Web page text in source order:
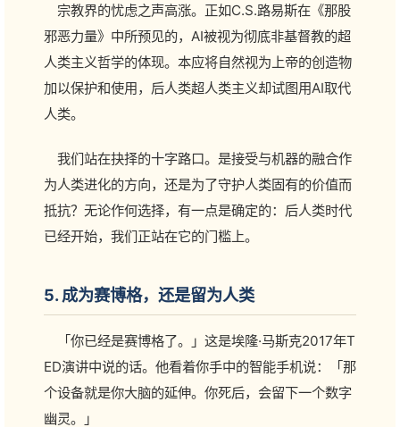
宗教界的忧虑之声高涨。正如C.S.路易斯在《那股
邪恶力量》中所预见的，AI被视为彻底非基督教的超
人类主义哲学的体现。本应将自然视为上帝的创造物
加以保护和使用，后人类超人类主义却试图用AI取代
人类。
我们站在抉择的十字路口。是接受与机器的融合作
为人类进化的方向，还是为了守护人类固有的价值而
抵抗？无论作何选择，有一点是确定的：后人类时代
已经开始，我们正站在它的门槛上。
5. 成为赛博格，还是留为人类
「你已经是赛博格了。」这是埃隆·马斯克2017年T
ED演讲中说的话。他看着你手中的智能手机说：「那
个设备就是你大脑的延伸。你死后，会留下一个数字
幽灵。」